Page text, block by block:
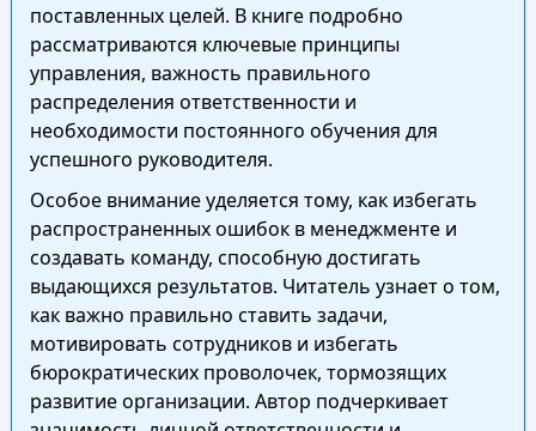
поставленных целей. В книге подробно
рассматриваются ключевые принципы
управления, важность правильного
распределения ответственности и
необходимости постоянного обучения для
успешного руководителя.
Особое внимание уделяется тому, как избегать
распространенных ошибок в менеджменте и
создавать команду, способную достигать
выдающихся результатов. Читатель узнает о том,
как важно правильно ставить задачи,
мотивировать сотрудников и избегать
бюрократических проволочек, тормозящих
развитие организации. Автор подчеркивает